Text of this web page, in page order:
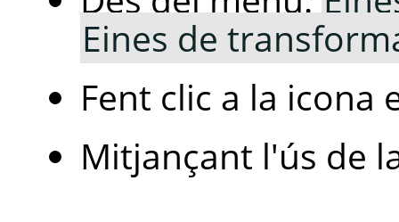
Eines de
Fent clic a la icona
Mitjançant l'ús de